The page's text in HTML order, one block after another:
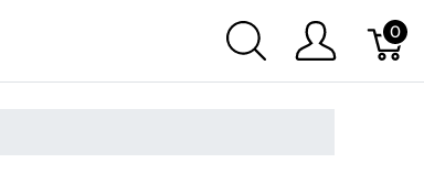
0